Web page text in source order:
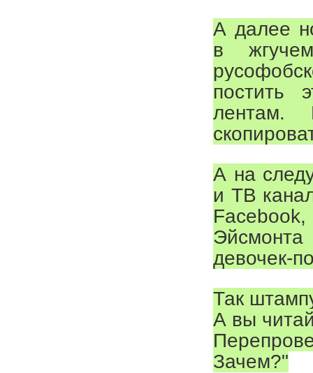
А далее
в
постить
лентам.
А на
и ТВ
девочек-
Так
А вы
Зачем?"